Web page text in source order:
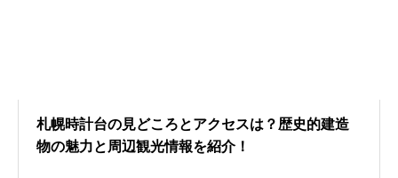
札幌時計台の見どころとアクセスは？歴史的建造
物の魅力と周辺観光情報を紹介！